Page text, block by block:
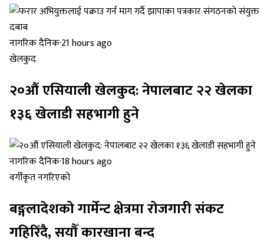
नागरिक दैनिक·21 hours ago
खेलकुद
२०औं एसियाली खेलकुद: नेपालबाट २२ खेलका
१३६ खेलाडी सहभागी हुने
नागरिक दैनिक·18 hours ago
वर्गीकृत नगरिएको
बङ्गलादेशको गार्मेन्ट क्षेत्रमा रोजगारी संकट
गहिरिँदै, सयौँ कारखाना बन्द